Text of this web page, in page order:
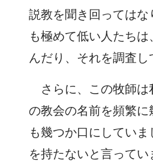
説教を聞き回っては
も極めて低い人たち
んだり、それを調査し
さらに、この牧師
の教会の名前を頻繁
も幾つか口にしてい
を持たないと言って